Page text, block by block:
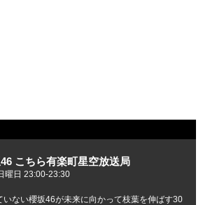
こちら有楽町星空放送局
曜日 23:00-23:30
いない櫻坂46が未来に向かって枝葉を伸ばす30